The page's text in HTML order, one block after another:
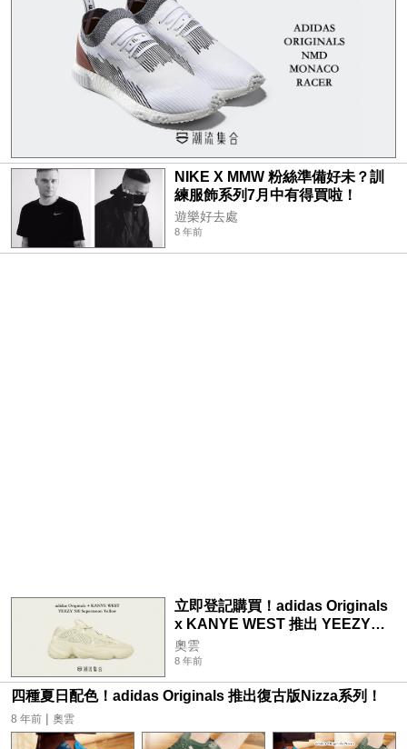
NIKE X MMW 粉絲準備好未？訓
練服飾系列7月中有得買啦！
遊樂好去處
8 年前
立即登記購買！adidas Originals
x KANYE WEST 推出 YEEZY
500 Supermoon Yellow！
奧雲
8 年前
四種夏日配色！adidas Originals 推出復古版Nizza系列！
8 年前 | 奧雲